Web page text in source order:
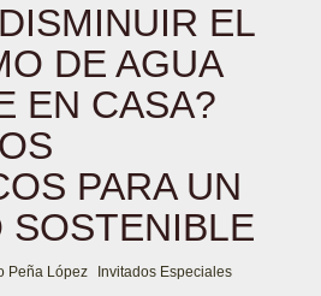
EL
DE AGUA
EN CASA?
PARA UN
SOSTENIBLE
Peña López Invitados Especiales